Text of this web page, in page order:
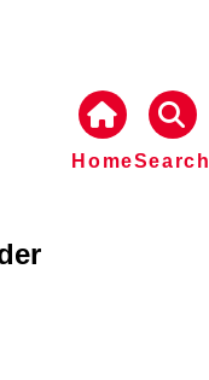
HomeSearch